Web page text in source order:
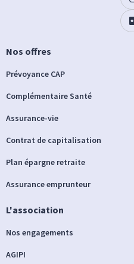
Nos offres
Prévoyance CAP
Complémentaire Santé
Assurance-vie
Contrat de capitalisation
Plan épargne retraite
Assurance emprunteur
L'association
Nos engagements
AGIPI